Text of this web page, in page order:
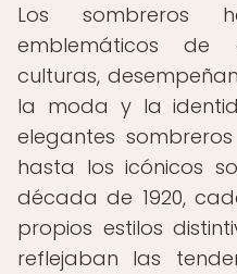
Los sombreros
emblemáticos de
culturas,
la moda y la
elegantes
hasta los icónicos
década de 1920,
propios estilos
reflejaban las